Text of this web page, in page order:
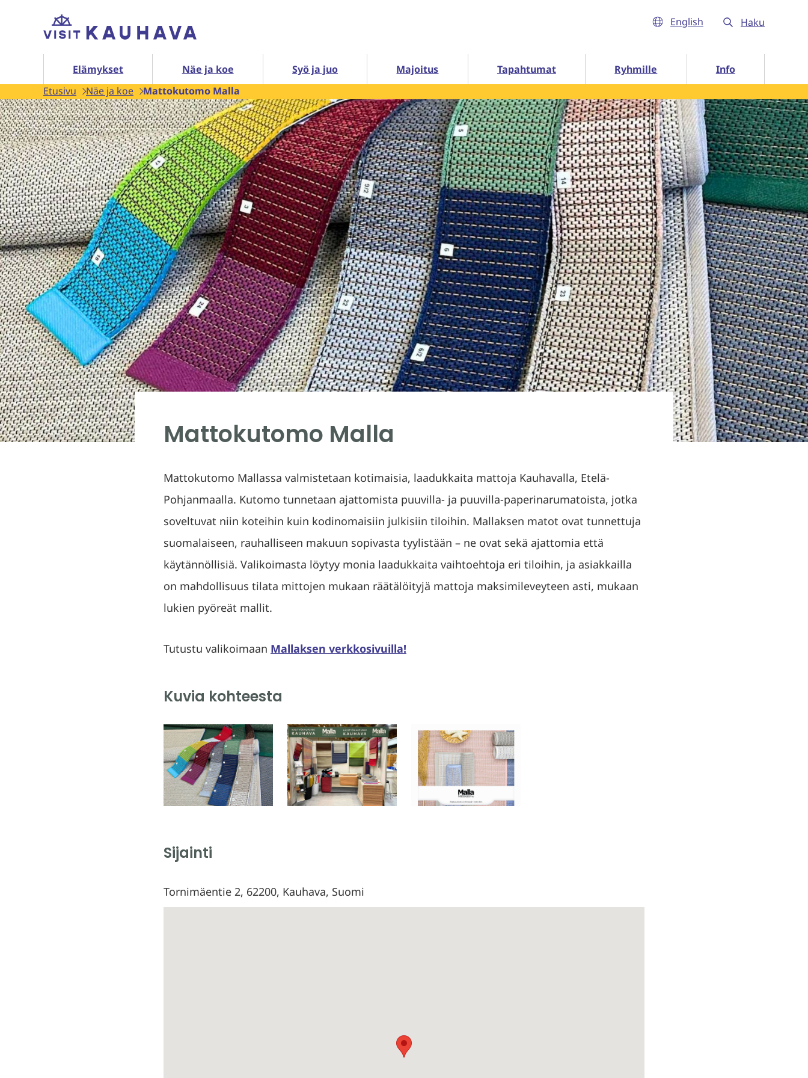
sisältöön
Etusivu English Haku
Elämykset
Elämykset alasivut Näe ja koe Syö ja juo Majoitus Tapahtumat Ryhmille Info
Info alasivut
Etusivu
Näe ja koe Mattokutomo Malla
Mattokutomo Malla
Mattokutomo Mallassa valmistetaan kotimaisia, laadukkaita mattoja Kauhavalla, Etelä-
Pohjanmaalla. Kutomo tunnetaan ajattomista puuvilla- ja puuvilla-paperinarumatoista, jotka
soveltuvat niin koteihin kuin kodinomaisiin julkisiin tiloihin. Mallaksen matot ovat tunnettuja
suomalaiseen, rauhalliseen makuun sopivasta tyylistään – ne ovat sekä ajattomia että
käytännöllisiä. Valikoimasta löytyy monia laadukkaita vaihtoehtoja eri tiloihin, ja asiakkailla
on mahdollisuus tilata mittojen mukaan räätälöityjä mattoja maksimileveyteen asti, mukaan
lukien pyöreät mallit.
Tutustu valikoimaan Mallaksen verkkosivuilla!
Kuvia kohteesta
Sijainti
Tornimäentie 2, 62200, Kauhava, Suomi